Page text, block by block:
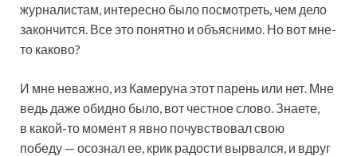
журналистам, интересно было посмотреть, чем дело
закончится. Все это понятно и объяснимо. Но вот мне-
то каково?
И мне неважно, из Камеруна этот парень или нет. Мне
ведь даже обидно было, вот честное слово. Знаете,
в какой-то момент я явно почувствовал свою
победу — осознал ее, крик радости вырвался, и вдруг